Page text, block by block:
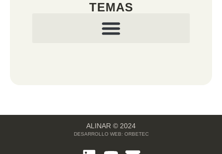
TEMAS
ALINAR © 2024
DESARROLLO WEB: ORBETEC